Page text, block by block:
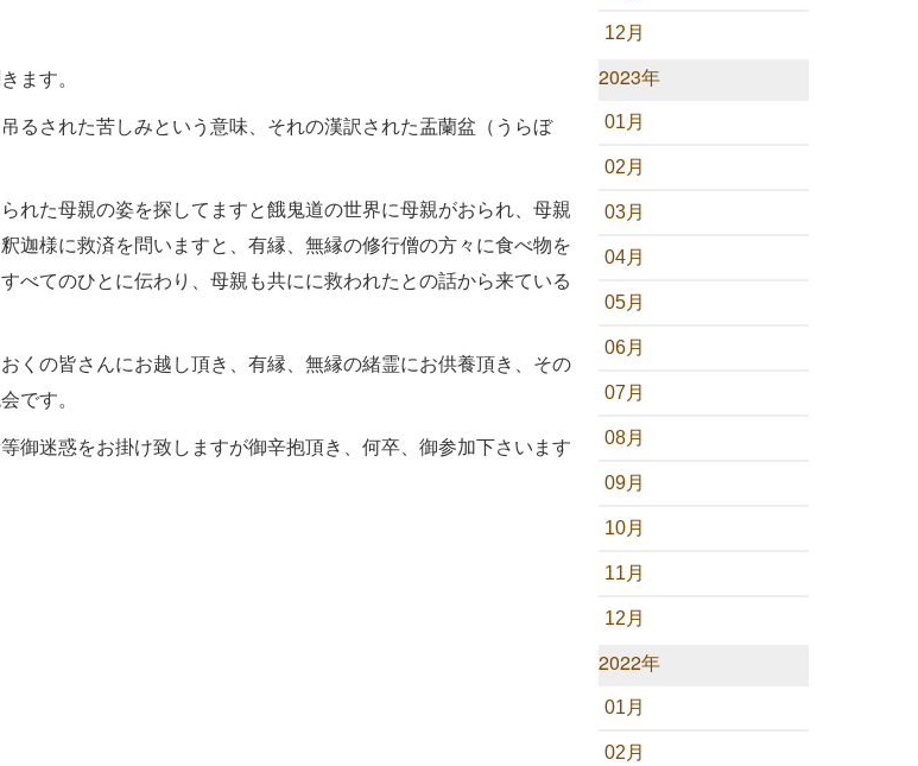
ます。
るされた苦しみという意味、それの漢訳された盂蘭盆（うらぼ
れた母親の姿を探してますと餓鬼道の世界に母親がおられ、母親
迦様に救済を問いますと、有縁、無縁の修行僧の方々に食べ物を
べてのひとに伝わり、母親も共にに救われたとの話から来ている
くの皆さんにお越し頂き、有縁、無縁の緒霊にお供養頂き、その
です。
迷惑をお掛け致しますが御辛抱頂き、何卒、御参加下さいます
12月
2023年
01月
02月
03月
04月
05月
06月
07月
08月
09月
10月
11月
12月
2022年
01月
02月